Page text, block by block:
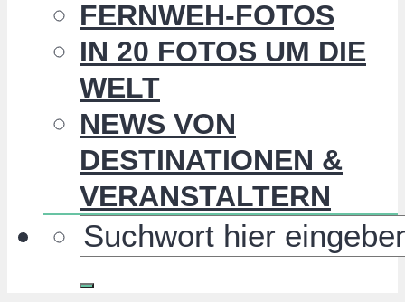
FERNWEH-FOTOS
IN 20 FOTOS UM DIE
WELT
NEWS VON
DESTINATIONEN &
VERANSTALTERN